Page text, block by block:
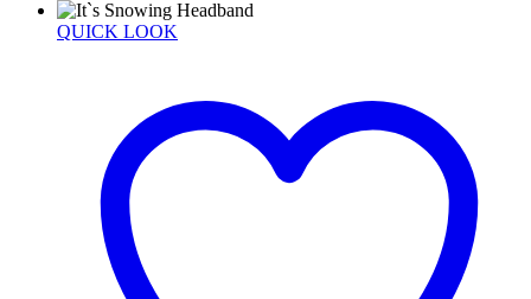
QUICK LOOK